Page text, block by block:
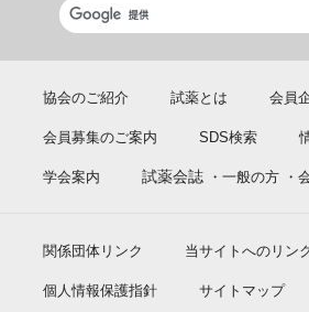
協会のご紹介 試薬とは 会員
会員募集のご案内 SDS検索
学会案内 試薬会誌 ・一般の方 ・
関係団体リンク 当サイトへのリン
個人情報保護指針 サイトマップ